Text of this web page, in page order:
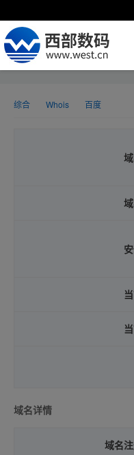
综合 Whois 百度
域名详情
域名注